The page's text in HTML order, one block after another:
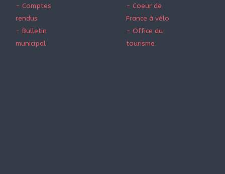
- Comptes
rendus
- Bulletin
municipal
- Coeur de
France à vélo
- Office du
tourisme